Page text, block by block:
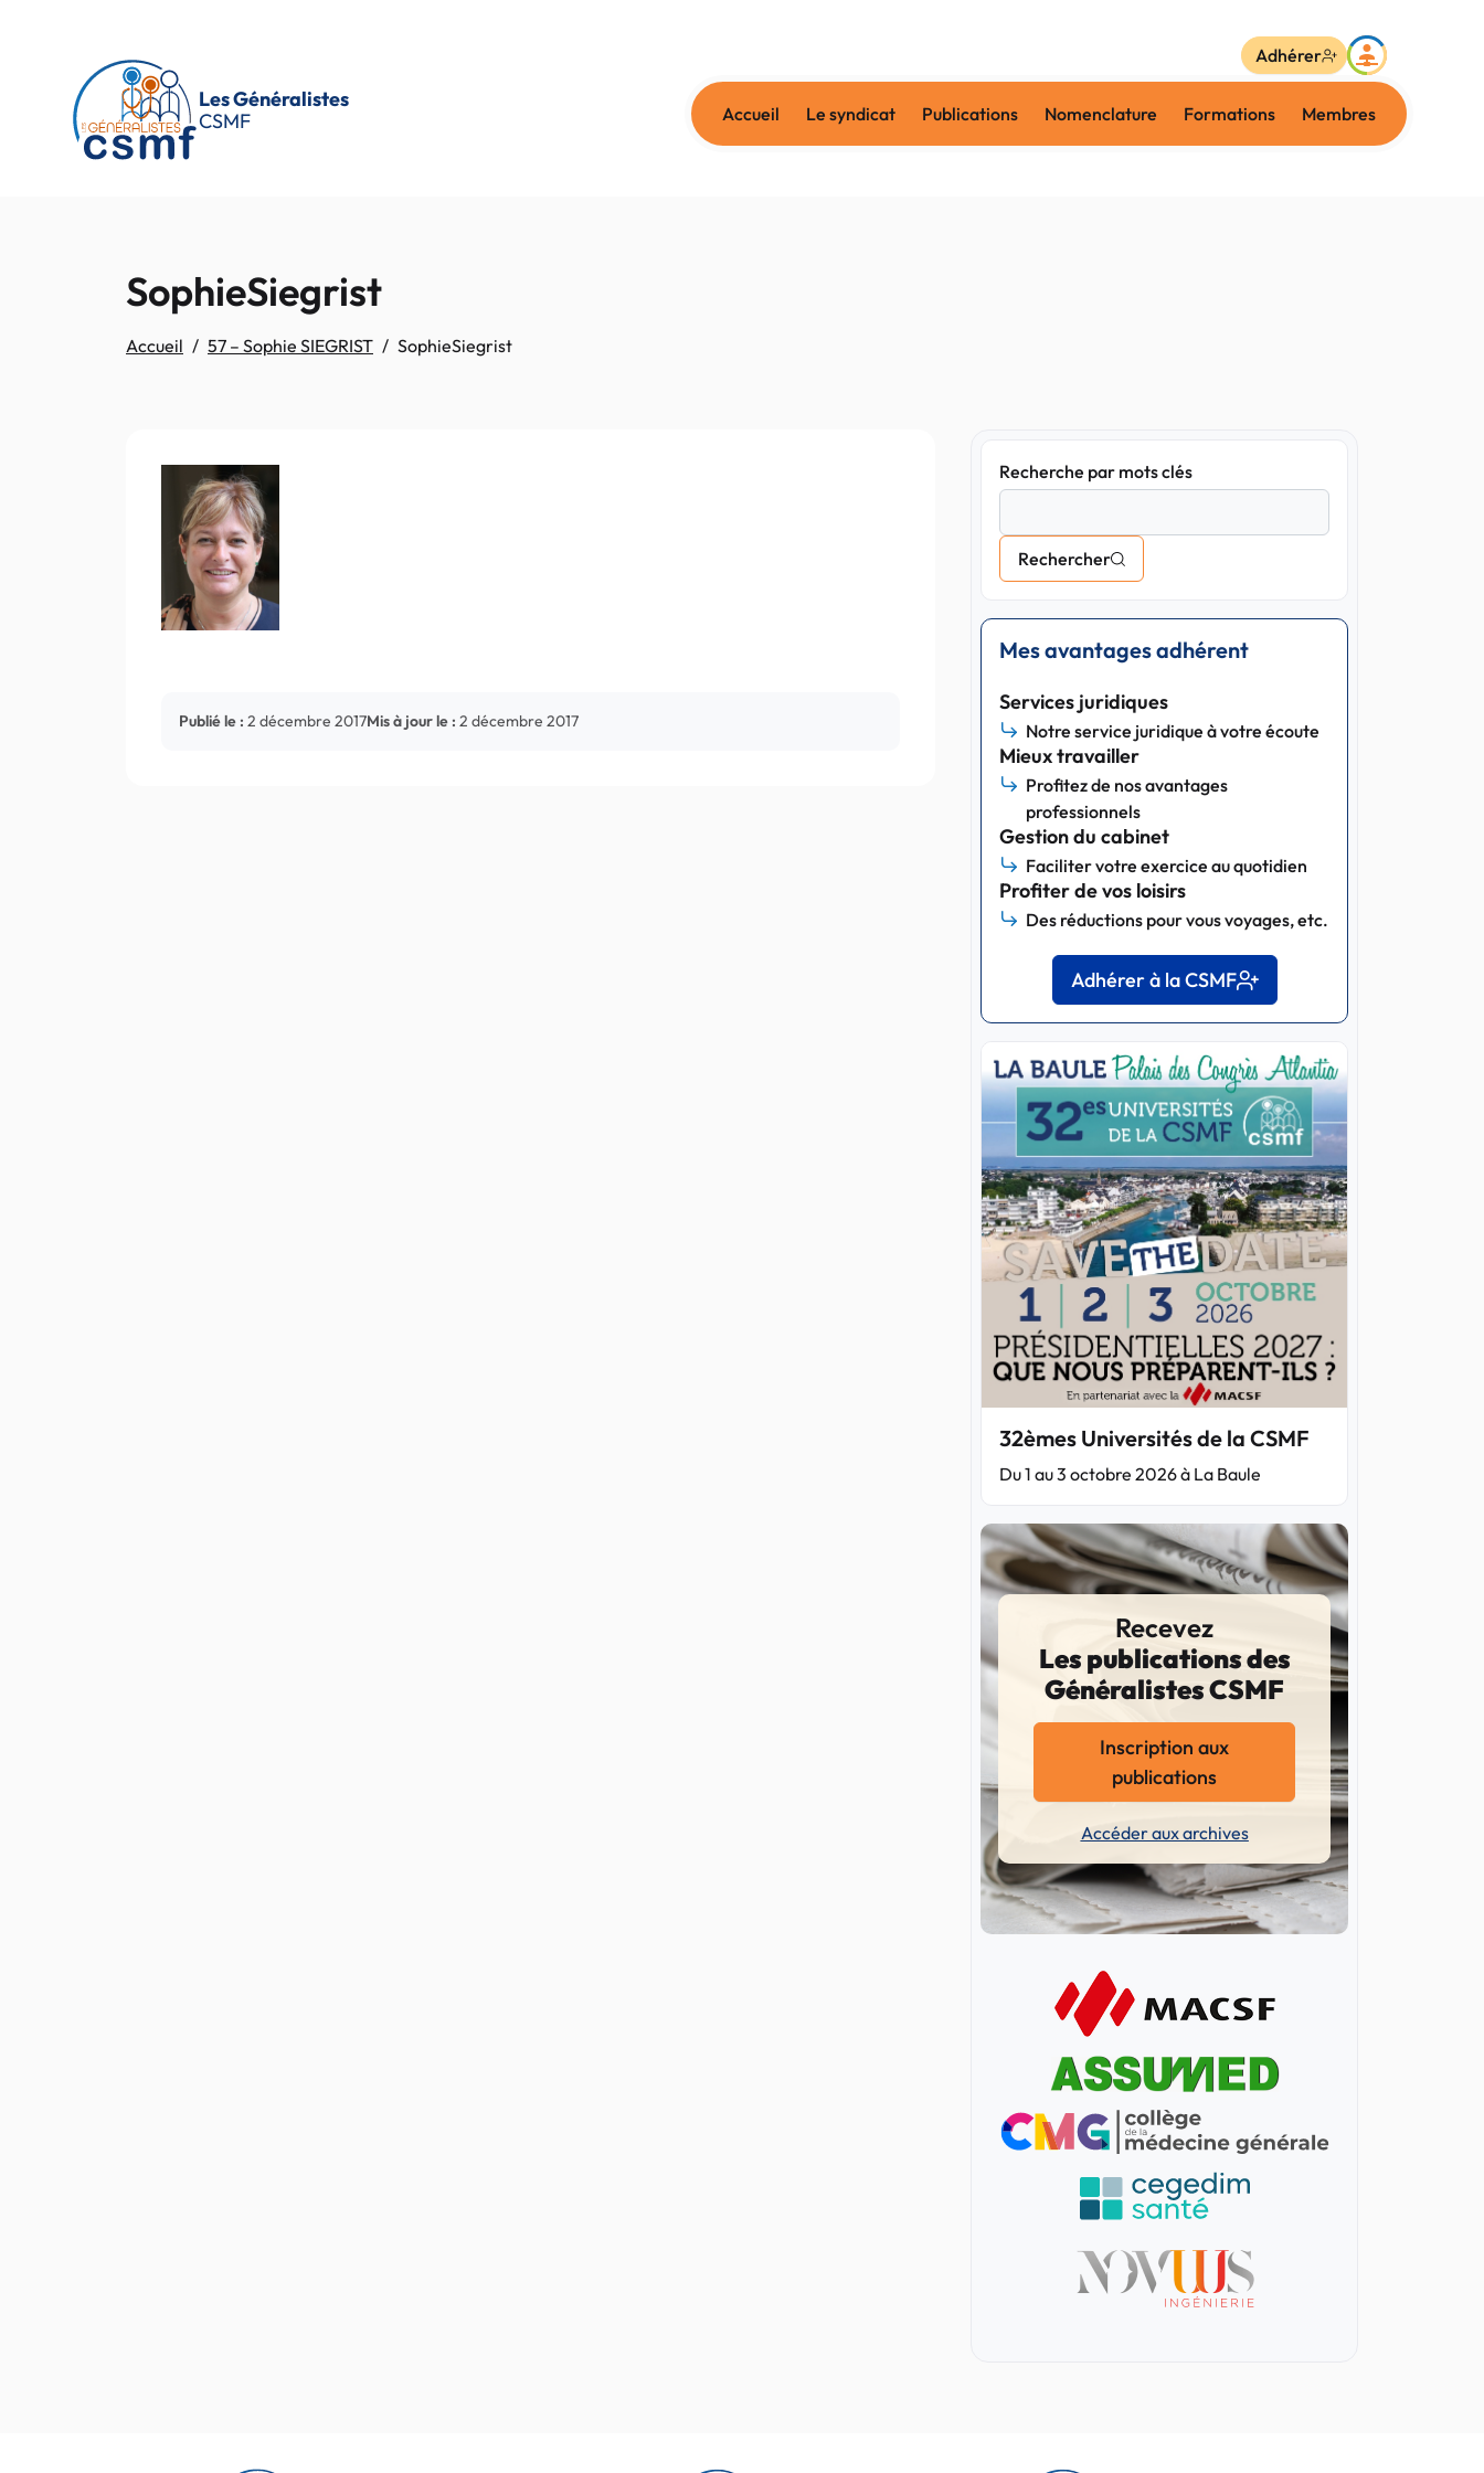
Les Généralistes
CSMF
Accueil Le syndicat Publications Nomenclature Formations Membres
Adhérer
SophieSiegrist
Accueil 57 – Sophie SIEGRIST SophieSiegrist
Publié le : 2 décembre 2017Mis à jour le : 2 décembre 2017
Recherche par mots clés
Rechercher
Mes avantages adhérent
Services juridiques
Notre service juridique à votre écoute
Mieux travailler
Profitez de nos avantages
professionnels
Gestion du cabinet
Faciliter votre exercice au quotidien
Profiter de vos loisirs
Des réductions pour vous voyages, etc.
Adhérer à la CSMF
32èmes Universités de la CSMF
Du 1 au 3 octobre 2026 à La Baule
Recevez
Les publications des
Généralistes CSMF
Inscription aux
publications
Accéder aux archives